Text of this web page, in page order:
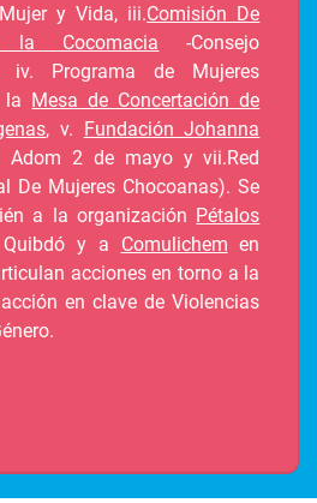
y Vida, iii.Comisión De
la Cocomacia -Consejo
, iv. Programa de Mujeres
la Mesa de Concertación de
, v. Fundación Johanna
Adom 2 de mayo y vii.Red
De Mujeres Chocoanas). Se
a la organización Pétalos
y a Comulichem en
acciones en torno a la
en clave de Violencias